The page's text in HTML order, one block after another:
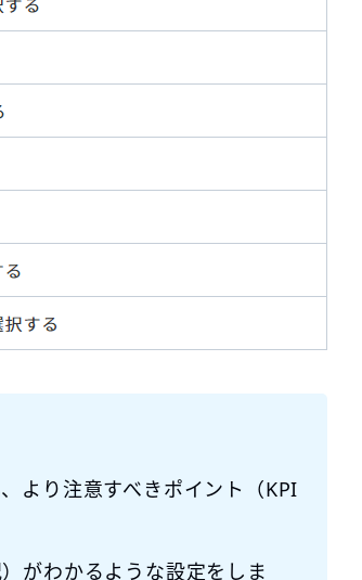
より注意すべきポイント（KPI
がわかるような設定をしま